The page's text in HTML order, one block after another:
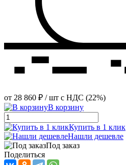
от 28 860 ₽ / шт с НДС (22%)
В корзину
Купить в 1 клик
Нашли дешевле
Под заказ
Поделиться